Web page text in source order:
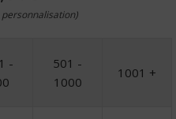
-
501 -
1000
1001 +